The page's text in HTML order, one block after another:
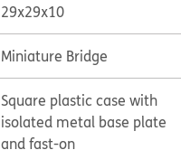
29x29x10
Miniature Bridge
Square plastic case with
isolated metal base plate
and fast-on